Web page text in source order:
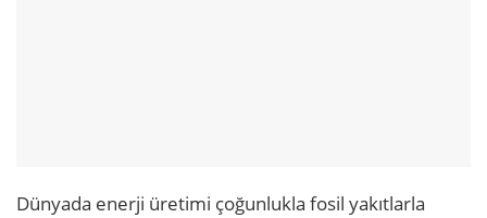
Dünyada enerji üretimi çoğunlukla fosil yakıtlarla